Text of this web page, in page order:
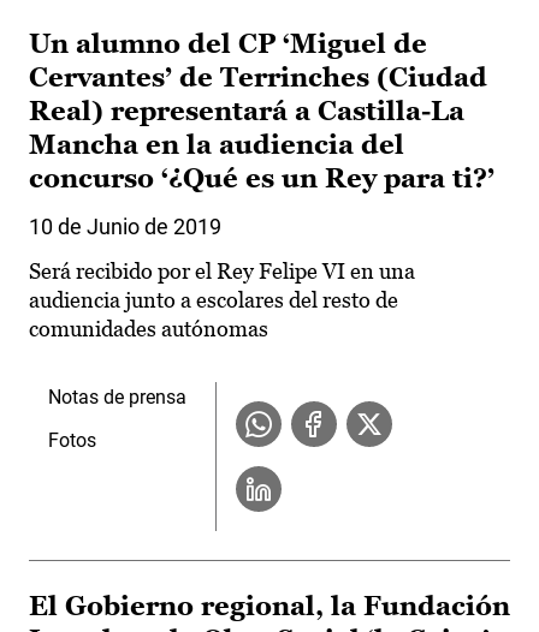
Un alumno del CP ‘Miguel de
Cervantes’ de Terrinches (Ciudad
Real) representará a Castilla-La
Mancha en la audiencia del
concurso ‘¿Qué es un Rey para ti?’
10 de Junio de 2019
Será recibido por el Rey Felipe VI en una
audiencia junto a escolares del resto de
comunidades autónomas
Notas de prensa
Fotos
El Gobierno regional, la Fundación